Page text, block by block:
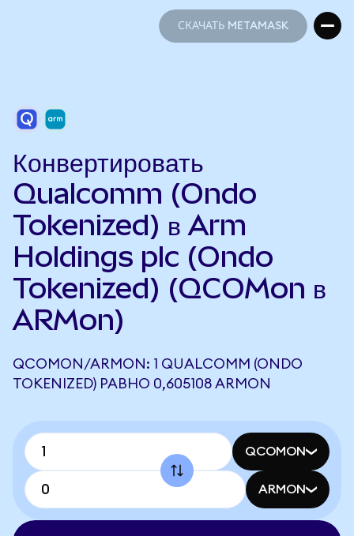
СКАЧАТЬ METAMASK
Конвертировать
Qualcomm (Ondo
Tokenized) в Arm
Holdings plc (Ondo
Tokenized) (QCOMon в
ARMon)
QCOMON/ARMON: 1 QUALCOMM (ONDO
TOKENIZED) РАВНО 0,605108 ARMON
QCOMON
ARMON